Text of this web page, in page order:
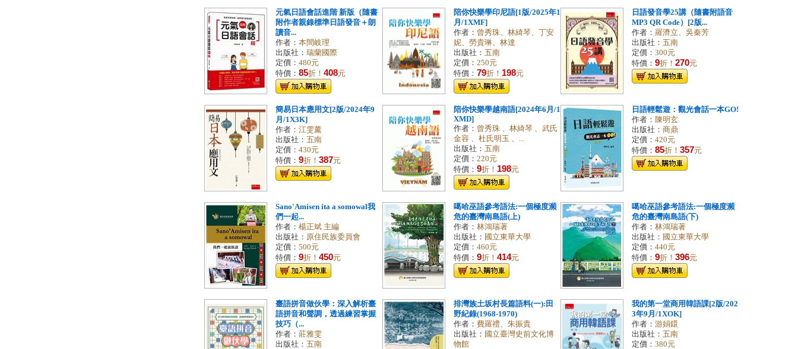
元氣日語會話進階 新版（隨書
附作者親錄標準日語發音＋朗
讀音...
作者： 本間岐理
出版社： 瑞蘭國際
定價： 480元
特價： 85折！ 408元
陪你快樂學印尼語[1版/2025年1
月/1XMF]
作者： 曾秀珠、林綺琴、丁安
妮、勞貴琳、林達
出版社： 五南
定價： 250元
特價： 79折！ 198元
日語發音學25講（隨書附語音
MP3 QR Code）[2版...
作者： 羅濟立、吳秦芳
出版社： 五南
定價： 300元
特價： 9折！ 270元
簡易日本應用文[2版/2024年9
月/1X3K]
作者： 江雯薰
出版社： 五南
定價： 430元
特價： 9折！ 387元
陪你快樂學越南語[2024年6月/1
XMD]
作者： 曾秀珠 、林綺琴 、武氏
金容 、杜氏明玉 、...
出版社： 五南
定價： 220元
特價： 9折！ 198元
日語輕鬆遊：觀光會話一本GO!
作者： 陳明玄
出版社： 商鼎
定價： 420元
特價： 85折！ 357元
Sano'Amisen ita a somowal我
們一起...
作者： 楊正斌 主編
出版社： 原住民族委員會
定價： 500元
特價： 9折！ 450元
噶哈巫語參考語法:一個極度瀕
危的臺灣南島語(上)
作者： 林鴻瑞著
出版社： 國立東華大學
定價： 460元
特價： 9折！ 414元
噶哈巫語參考語法:一個極度瀕
危的臺灣南島語(下)
作者： 林鴻瑞著
出版社： 國立東華大學
定價： 440元
特價： 9折！ 396元
臺語拼音做伙學：深入解析臺
語拼音和聲調，透過練習掌握
技巧（...
作者： 莊雅雯
出版社： 五南
排灣族土坂村長篇語料(一):田
野紀錄(1968-1970)
作者： 費羅禮、朱振貴
出版社： 國立臺灣史前文化博
物館
我的第一堂商用韓語課[2版/202
3年9月/1XOK]
作者： 游娟鐶
出版社： 五南
定價： 380元